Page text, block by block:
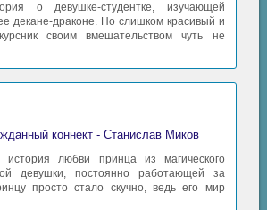
о девушке-студентке, изучающей
декане-драконе. Но слишком красивый и
своим вмешательством чуть не
коннект - Станислав Миков
история любви принца из магического
девушки, постоянно работающей за
просто стало скучно, ведь его мир